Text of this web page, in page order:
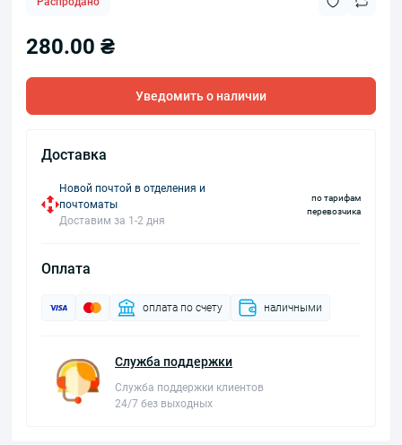
280.00 ₴
Уведомить о наличии
Доставка
Новой почтой в отделения и
почтоматы
Доставим за 1-2 дня
по тарифам
перевозчика
Оплата
оплата по счету наличными
Служба поддержки
Служба поддержки клиентов
24/7 без выходных